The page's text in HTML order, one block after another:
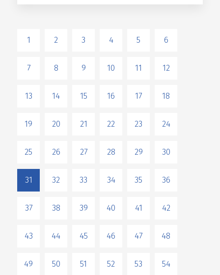
1 2 3 4 5 6
7 8 9 10 11 12
13 14 15 16 17 18
19 20 21 22 23 24
25 26 27 28 29 30
31 32 33 34 35 36
37 38 39 40 41 42
43 44 45 46 47 48
49 50 51 52 53 54